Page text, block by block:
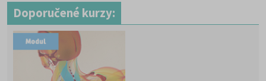
Doporučené kurzy: